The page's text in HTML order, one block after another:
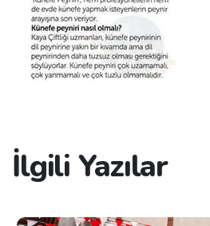
İlgili Yazılar